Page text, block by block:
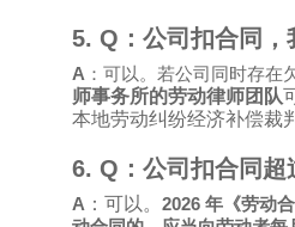
5. Q ：公司扣合同
A ：可以。若公司同时存在
师事务所的劳动律师团队
本地劳动纠纷经济补偿裁
6. Q ：公司扣合同
A ：可以。 2026 年《劳动